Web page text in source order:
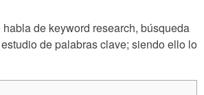
de keyword research, búsqueda
de palabras clave; siendo ello lo